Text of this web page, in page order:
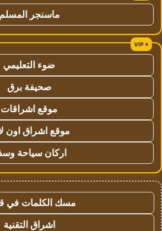
ماسنجر المسلم
ضوء التعليمي
صحيفة برق
موقع اشراقات
موقع اشراق اون
اركان سياحة
مسك الكلمات في
اشراق التقنية